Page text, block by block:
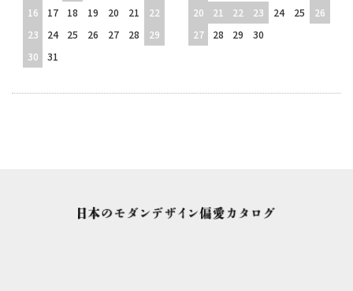
16
17 18 19 20 21
22
23
24 25 26 27 28
29
30
31
20
21 22 23 24 25
26
27
28 29 30